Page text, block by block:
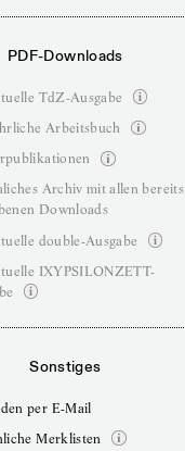
PDF-Downloads
TdZ-Ausgabe
Arbeitsbuch
Archiv mit allen bereits
Downloads
double-Ausgabe
IXYPSILONZETT-
Sonstiges
per E-Mail
Merklisten